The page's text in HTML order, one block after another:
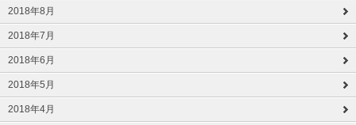
2018年8月
2018年7月
2018年6月
2018年5月
2018年4月